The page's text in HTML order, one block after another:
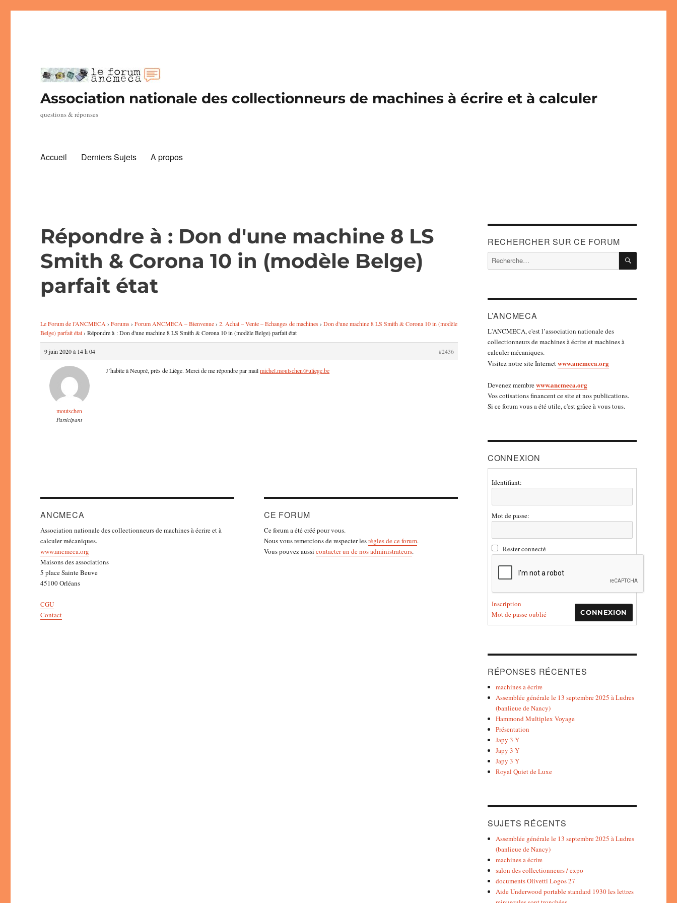
Association nationale des collectionneurs de machines à écrire et à calculer
questions & réponses
Accueil Derniers Sujets A propos
Répondre à : Don d'une machine 8 LS
Smith & Corona 10 in (modèle Belge)
parfait état
Le Forum de l’ANCMECA› Forums› Forum ANCMECA – Bienvenue› 2. Achat – Vente – Echanges de machines› Don d'une machine 8 LS Smith & Corona 10 in (modèle
Belge) parfait état› Répondre à : Don d'une machine 8 LS Smith & Corona 10 in (modèle Belge) parfait état
9 juin 2020 à 14 h 04 #2436
moutschen
Participant
J’habite à Neupré, près de Liège. Merci de me répondre par mailmichel.moutschen@uliege.be
ANCMECA
Association nationale des collectionneurs de machines à écrire et à
calculer mécaniques.
www.ancmeca.org
Maisons des associations
5 place Sainte Beuve
45100 Orléans
CGU
Contact
CE FORUM
Ce forum a été créé pour vous.
Nous vous remercions de respecter lesrègles de ce forum.
Vous pouvez aussicontacter un de nos administrateurs.
RECHERCHER SUR CE FORUM
Recherche
pour :
L’ANCMECA
L'ANCMECA, c'est l’association nationale des
collectionneurs de machines à écrire et machines à
calculer mécaniques.
Visitez notre site Internetwww.ancmeca.org
Devenez membrewww.ancmeca.org
Vos cotisations financent ce site et nos publications.
Si ce forum vous a été utile, c'est grâce à vous tous.
CONNEXION
Identifiant:
Mot de passe:
Rester connecté
CONNEXION
Inscription
Mot de passe oublié
RÉPONSES RÉCENTES
machines a écrire
Assemblée générale le 13 septembre 2025 à Ludres
(banlieue de Nancy)
Hammond Multiplex Voyage
Présentation
Japy 3 Y
Japy 3 Y
Japy 3 Y
Royal Quiet de Luxe
SUJETS RÉCENTS
Assemblée générale le 13 septembre 2025 à Ludres
(banlieue de Nancy)
machines a écrire
salon des collectionneurs / expo
documents Olivetti Logos 27
Aide Underwood portable standard 1930 les lettres